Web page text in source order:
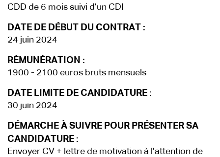
CDD de 6 mois suivi d’un CDI
DATE DE DÉBUT DU CONTRAT :
24 juin 2024
RÉMUNÉRATION :
1900 - 2100 euros bruts mensuels
DATE LIMITE DE CANDIDATURE :
30 juin 2024
DÉMARCHE À SUIVRE POUR PRÉSENTER SA
CANDIDATURE :
Envoyer CV + lettre de motivation à l’attention de